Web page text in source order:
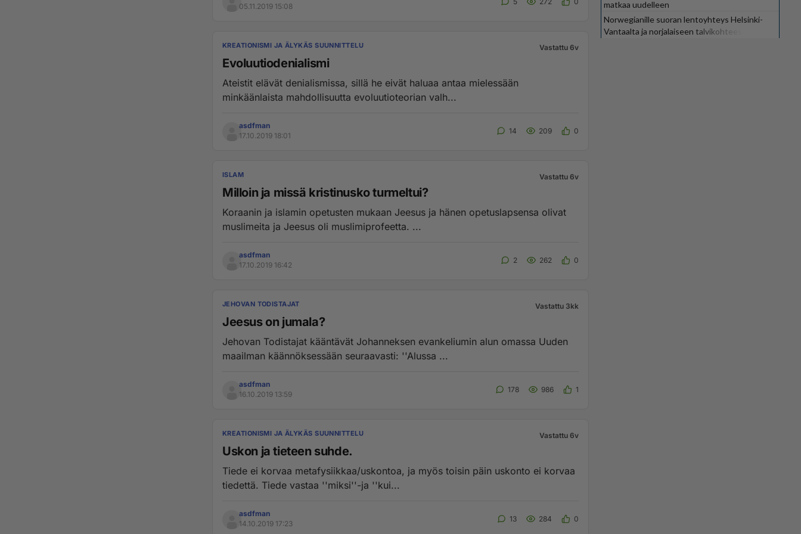
05.11.2019 15:08
KREATIONISMI JA ÄLYKÄS SUUNNITTELU Vastattu 6v
Evoluutiodenialismi
Ateistit elävät denialismissa, sillä he eivät haluaa antaa mielessään
minkäänlaista mahdollisuutta evoluutioteorian valh...
asdfman
17.10.2019 18:01
14 209 0
ISLAM Vastattu 6v
Milloin ja missä kristinusko turmeltui?
Koraanin ja islamin opetusten mukaan Jeesus ja hänen opetuslapsensa olivat
muslimeita ja Jeesus oli muslimiprofeetta. ...
asdfman
17.10.2019 16:42
2 262 0
JEHOVAN TODISTAJAT Vastattu 3kk
Jeesus on jumala?
Jehovan Todistajat kääntävät Johanneksen evankeliumin alun omassa Uuden
maailman käännöksessään seuraavasti: ''Alussa ...
asdfman
16.10.2019 13:59
178 986 1
KREATIONISMI JA ÄLYKÄS SUUNNITTELU Vastattu 6v
Uskon ja tieteen suhde.
Tiede ei korvaa metafysiikkaa/uskontoa, ja myös toisin päin uskonto ei korvaa
tiedettä. Tiede vastaa ''miksi''-ja ''kui...
asdfman
14.10.2019 17:23
13 284 0
matkaa uudelleen
Norwegianille suoran lentoyhteys Helsinki-
Vantaalta ja norjalaiseen talvikohteeseen